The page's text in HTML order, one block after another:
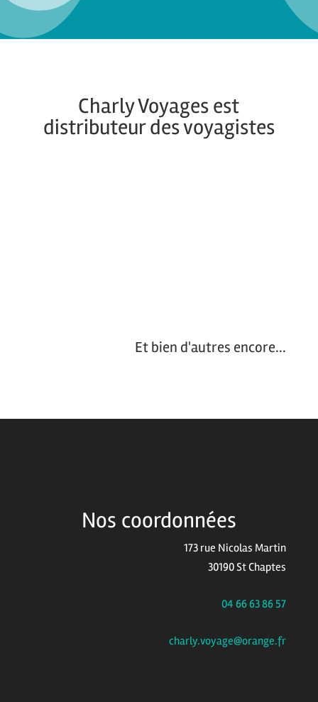
Charly Voyages est
distributeur des voyagistes
Et bien d'autres encore...
Nos coordonnées
173 rue Nicolas Martin
30190 St Chaptes
04 66 63 86 57
charly.voyage@orange.fr